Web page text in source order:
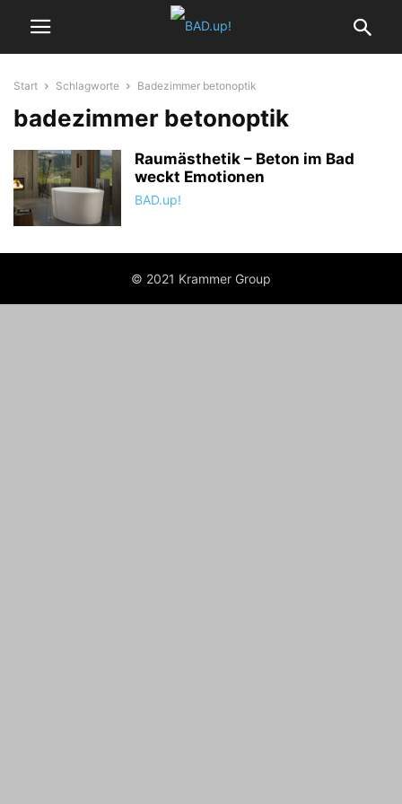
Start Schlagworte Badezimmer betonoptik
badezimmer betonoptik
Raumästhetik – Beton im Bad
weckt Emotionen
BAD.up!
© 2021 Krammer Group